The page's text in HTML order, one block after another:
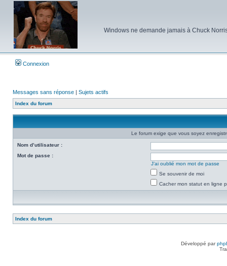
Windows ne demande jamais à Chuck
Connexion
Messages sans réponse | Sujets actifs
Index du forum
Le forum exige que vous soyez
Nom d’utilisateur :
Mot de passe :
J’ai oublié mon mot de passe
Se souvenir de moi
Cacher mon statut en ligne
Index du forum
Développé par